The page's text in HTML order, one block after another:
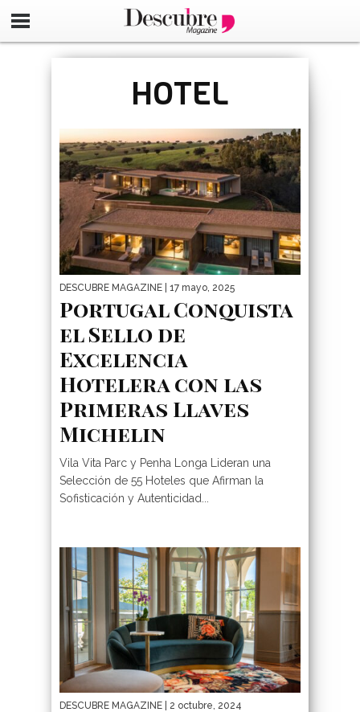
google-site-
HOTEL
DESCUBRE MAGAZINE | 17 mayo, 2025
Portugal Conquista
el Sello de
Excelencia
Hotelera con las
Primeras Llaves
Michelin
Vila Vita Parc y Penha Longa Lideran una
Selección de 55 Hoteles que Afirman la
Sofisticación y Autenticidad...
DESCUBRE MAGAZINE | 2 octubre, 2024